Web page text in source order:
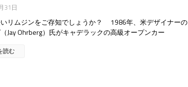
31日
リムジンをご存知でしょうか？ 1986年、米デザイナーの
Jay Ohrberg）氏がキャデラックの高級オープンカー
読む